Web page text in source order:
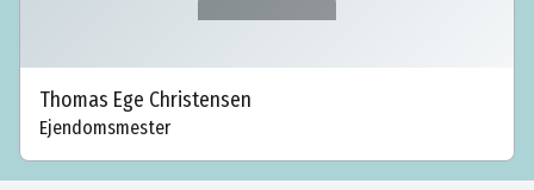
Thomas Ege Christensen
Ejendomsmester